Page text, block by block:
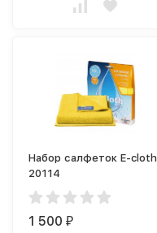
Набор салфеток E-cloth
20114
1 500₽